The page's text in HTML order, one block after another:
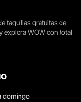
taquillas gratuitas de
explora WOW con total
domingo